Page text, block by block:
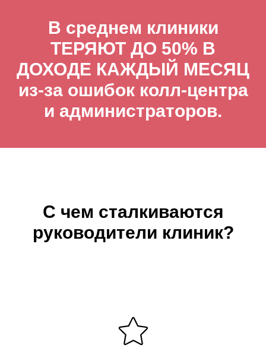
В среднем клиники
ТЕРЯЮТ ДО 50% В
ДОХОДЕ КАЖДЫЙ МЕСЯЦ
из-за ошибок колл-центра
и администраторов.
С чем сталкиваются
руководители клиник?